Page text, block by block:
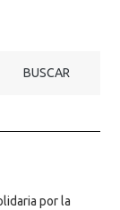
BUSCAR
por la